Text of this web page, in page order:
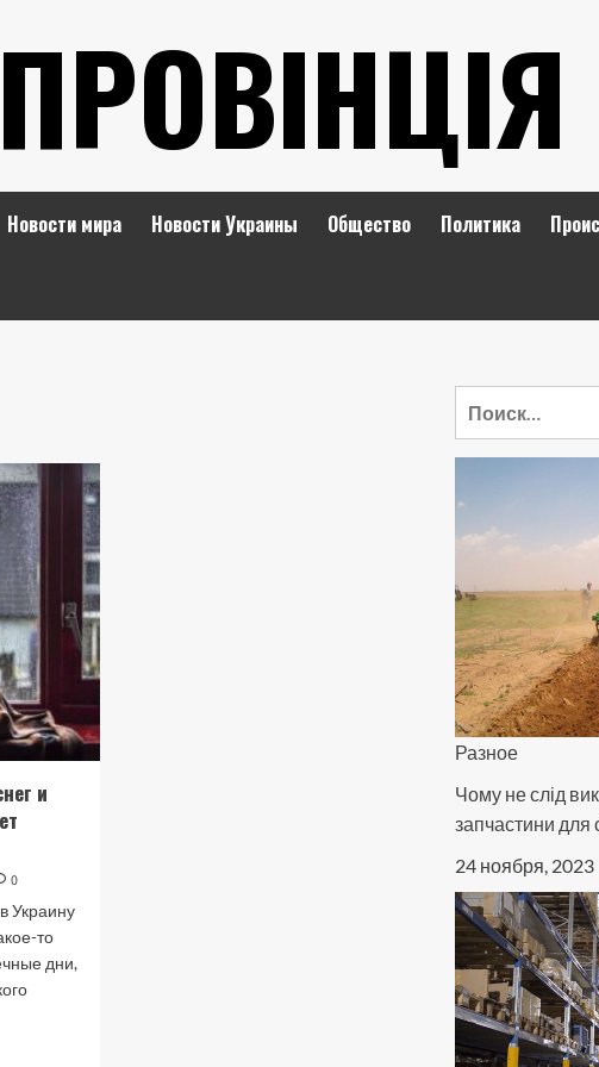
Новости мира Новости Украины Общество Политика
и
0
Украину
то
дни,
Разное
Чому не слід
запчастини для
24 ноября, 2023